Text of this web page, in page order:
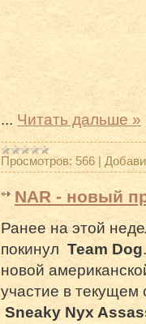
... Читать дальше »
Просмотров: 566
NAR - новый
Ранее на этой
покинул Team Dog
новой
участие в текущем
Sneaky Nyx